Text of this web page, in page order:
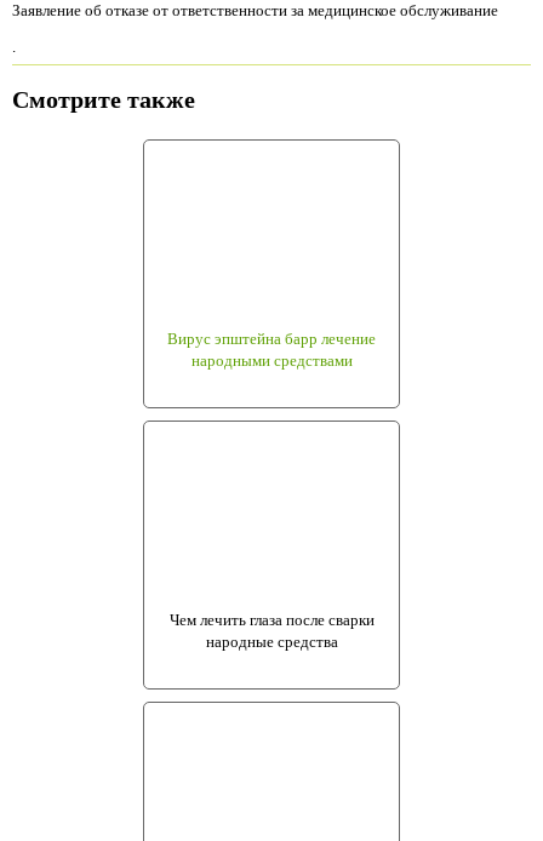
Заявление об отказе от ответственности за медицинское обслуживание
Смотрите также
Вирус эпштейна барр лечение
народными средствами
Чем лечить глаза после сварки
народные средства